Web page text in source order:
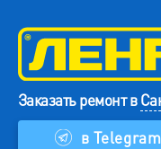
Заказать ремонт в
в Telegram